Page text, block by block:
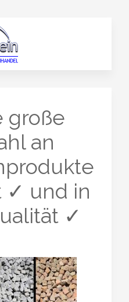
große
an
✓ und in
✓